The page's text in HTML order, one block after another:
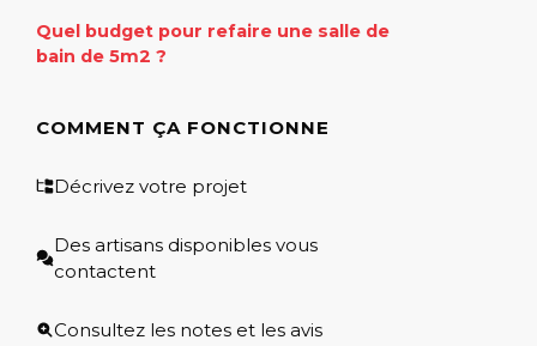
Quel budget pour refaire une salle de
bain de 5m2 ?
COMMENT ÇA FONCTIONNE
Décrivez votre projet
Des artisans disponibles vous
contactent
Consultez les notes et les avis